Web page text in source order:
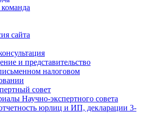
сайта
и представительство
налоговом
совет
Научно-экспертного совета
юрлиц и ИП, декларации 3-